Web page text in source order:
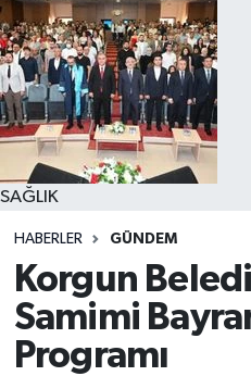
SAĞLIK
HABERLER GÜNDEM
Korgun
Samimi
Programı